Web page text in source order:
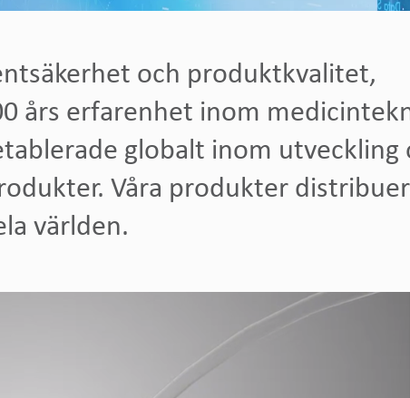
och produktkvalitet,
års erfarenhet inom
globalt inom utveckling
Våra produkter
världen.